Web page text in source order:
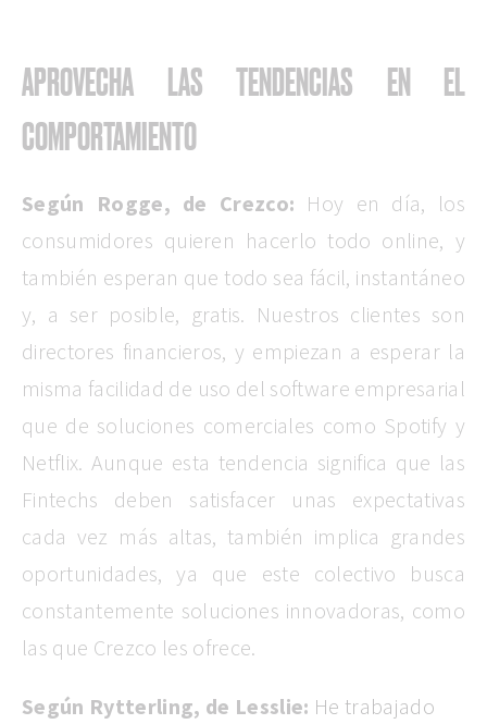
APROVECHA LAS TENDENCIAS EN EL
COMPORTAMIENTO
Según Rogge, de Crezco: Hoy en día, los
consumidores quieren hacerlo todo online, y
también esperan que todo sea fácil, instantáneo
y, a ser posible, gratis. Nuestros clientes son
directores financieros, y empiezan a esperar la
misma facilidad de uso del software empresarial
que de soluciones comerciales como Spotify y
Netflix. Aunque esta tendencia significa que las
Fintechs deben satisfacer unas expectativas
cada vez más altas, también implica grandes
oportunidades, ya que este colectivo busca
constantemente soluciones innovadoras, como
las que Crezco les ofrece.
Según Rytterling, de Lesslie: He trabajado